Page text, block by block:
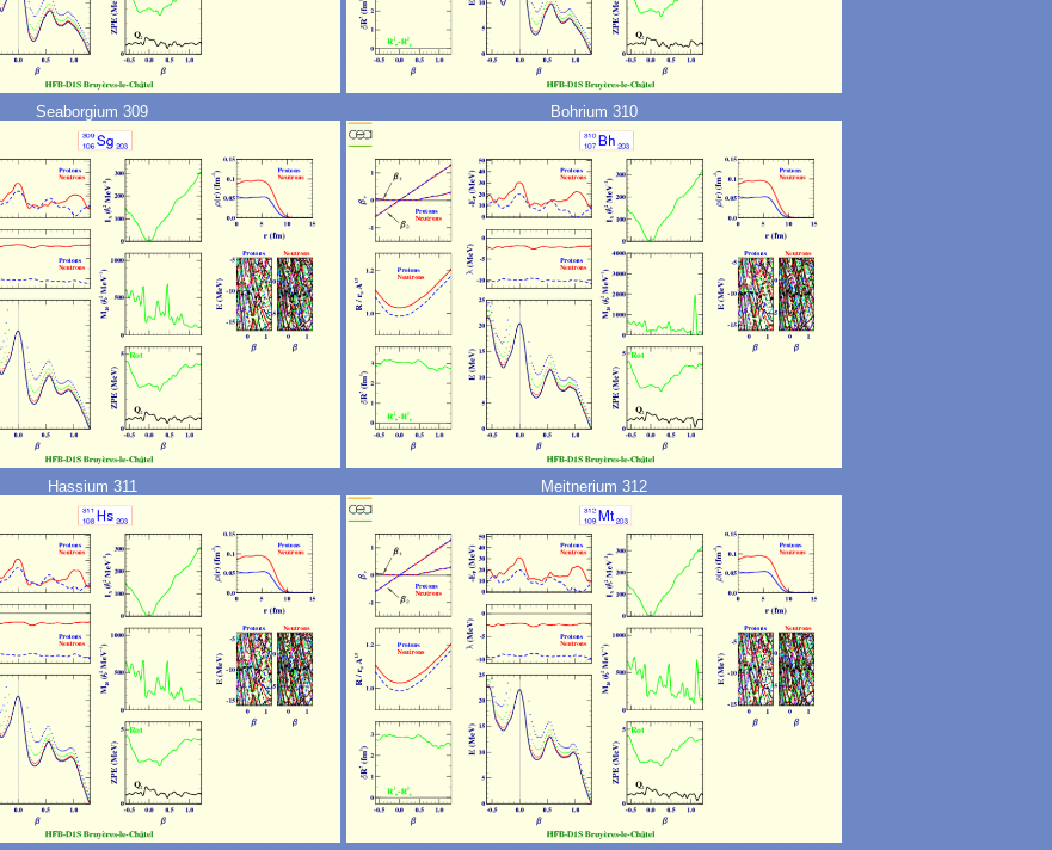
Seaborgium 309 Bohrium 310
Hassium 311 Meitnerium 312